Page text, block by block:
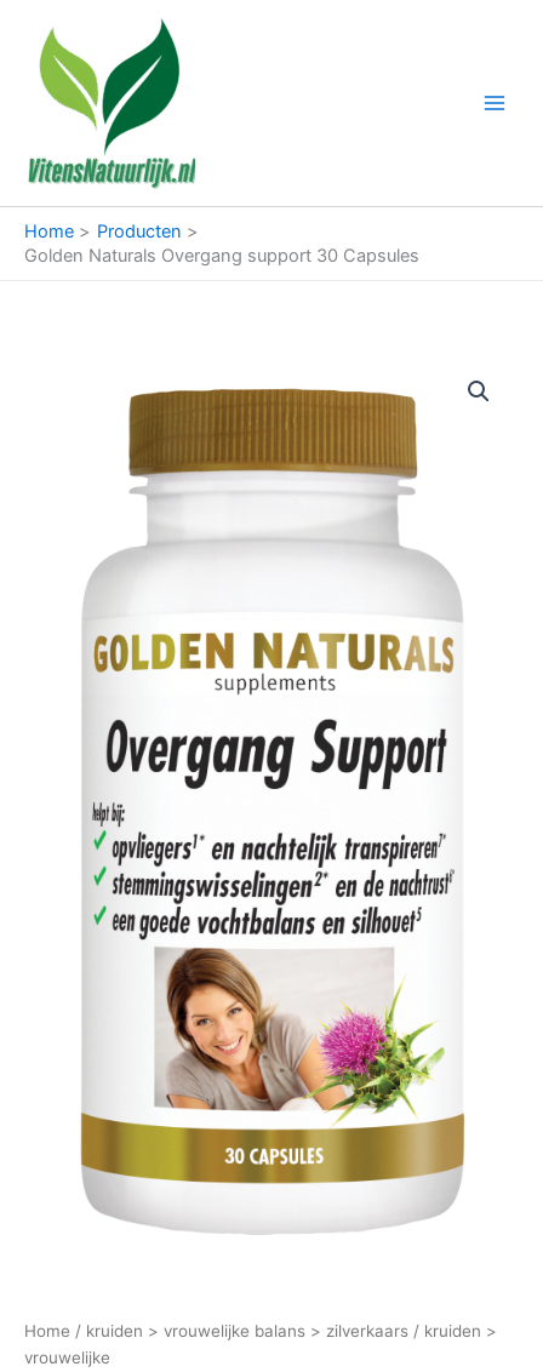
inhoud
Home
Producten
Golden Naturals Overgang support 30 Capsules
Home / kruiden > vrouwelijke balans > zilverkaars / kruiden >
vrouwelijke